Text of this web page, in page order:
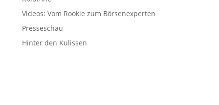
Videos: Vom Rookie zum Börsenexperten
Presseschau
Hinter den Kulissen